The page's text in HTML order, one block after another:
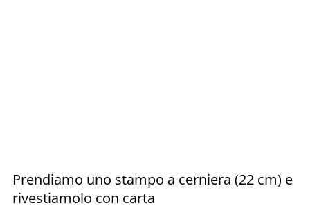
Prendiamo uno stampo a cerniera (22 cm) e
rivestiamolo con carta